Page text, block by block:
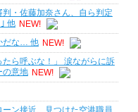
・佐藤加奈さん、自ら判定
他 NEW!
だな… 他 NEW!
ら呼ぶな！」 涙ながらに訴
の意地 NEW!